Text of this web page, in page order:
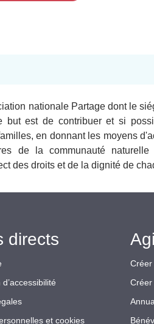
nationale Partage dont le
est de contribuer et si
en donnant les moyens
de la communauté
des droits et de la dignité de
directs
et cookies
Créer
Créer